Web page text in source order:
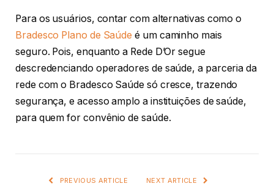
Para os usuários, contar com alternativas como o
Bradesco Plano de Saúde é um caminho mais
seguro. Pois, enquanto a Rede D’Or segue
descredenciando operadores de saúde, a parceria da
rede com o Bradesco Saúde só cresce, trazendo
segurança, e acesso amplo a instituições de saúde,
para quem for convênio de saúde.
PREVIOUS ARTICLE NEXT ARTICLE